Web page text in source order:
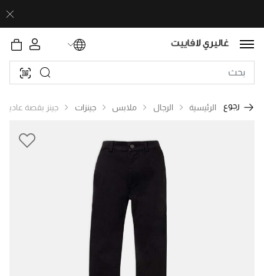
رجوع الرئيسية الرجال ملابس جينزات جينز بقصة عادية